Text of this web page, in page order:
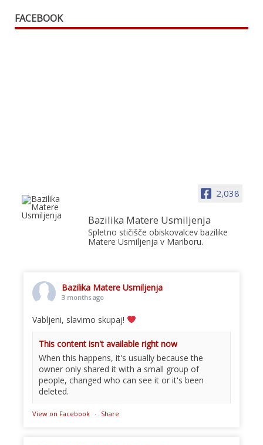
FACEBOOK
2,038
Bazilika Matere Usmiljenja
Spletno stičišče obiskovalcev bazilike
Matere Usmiljenja v Mariboru.
Bazilika Matere Usmiljenja
3 months ago
Vabljeni, slavimo skupaj!
This content isn't available right now
When this happens, it's usually because the
owner only shared it with a small group of
people, changed who can see it or it's been
deleted.
View on Facebook · Share